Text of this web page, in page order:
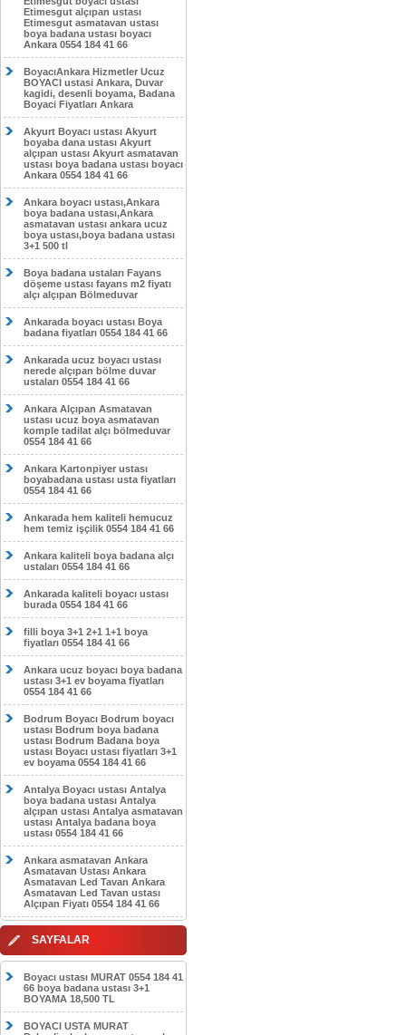
Etimesgut alçıpan ustası
Etimesgut asmatavan ustası
boya badana ustası boyacı
Ankara 0554 184 41 66
BoyacıAnkara Hizmetler Ucuz
BOYACI ustasi Ankara, Duvar
kagidi, desenli boyama, Badana
Boyaci Fiyatları Ankara
Akyurt Boyacı ustası Akyurt
boyaba dana ustası Akyurt
alçıpan ustası Akyurt asmatavan
ustası boya badana ustası boyacı
Ankara 0554 184 41 66
Ankara boyacı ustası,Ankara
boya badana ustası,Ankara
asmatavan ustası ankara ucuz
boya ustası,boya badana ustası
3+1 500 tl
Boya badana ustaları Fayans
döşeme ustası fayans m2 fiyatı
alçı alçıpan Bölmeduvar
Ankarada boyacı ustası Boya
badana fiyatları 0554 184 41 66
Ankarada ucuz boyacı ustası
nerede alçıpan bölme duvar
ustaları 0554 184 41 66
Ankara Alçıpan Asmatavan
ustası ucuz boya asmatavan
komple tadilat alçı bölmeduvar
0554 184 41 66
Ankara Kartonpiyer ustası
boyabadana ustası usta fiyatları
0554 184 41 66
Ankarada hem kaliteli hemucuz
hem temiz işçilik 0554 184 41 66
Ankara kaliteli boya badana alçı
ustaları 0554 184 41 66
Ankarada kaliteli boyacı ustası
burada 0554 184 41 66
filli boya 3+1 2+1 1+1 boya
fiyatları 0554 184 41 66
Ankara ucuz boyacı boya badana
ustası 3+1 ev boyama fiyatları
0554 184 41 66
Bodrum Boyacı Bodrum boyacı
ustası Bodrum boya badana
ustası Bodrum Badana boya
ustası Boyacı ustası fiyatları 3+1
ev boyama 0554 184 41 66
Antalya Boyacı ustası Antalya
boya badana ustası Antalya
alçıpan ustası Antalya asmatavan
ustası Antalya badana boya
ustası 0554 184 41 66
Ankara asmatavan Ankara
Asmatavan Ustası Ankara
Asmatavan Led Tavan Ankara
Asmatavan Led Tavan ustası
Alçıpan Fiyatı 0554 184 41 66
SAYFALAR
Boyacı ustası MURAT 0554 184 41
66 boya badana ustası 3+1
BOYAMA 18,500 TL
BOYACI USTA MURAT